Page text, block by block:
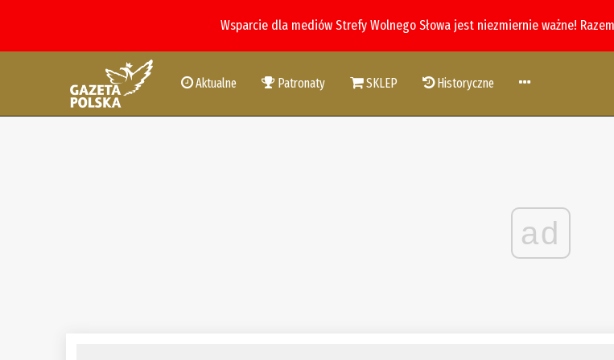
Wsparcie dla mediów Strefy Wolnego Słowa jest niezmiernie ważne!
Aktualne Patronaty SKLEP Historyczne
ad